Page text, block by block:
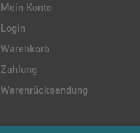
Mein Konto
Login
Warenkorb
Zahlung
Warenrücksendung